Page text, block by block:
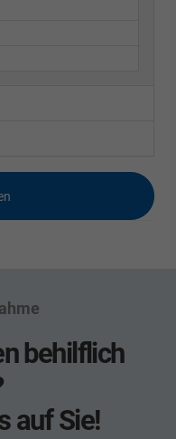
behilflich
auf Sie!